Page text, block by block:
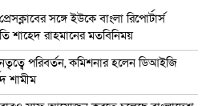
সঙ্গে ইউকে বাংলা রিপোর্টার্স
শাহেদ রাহমানের মতবিনিময়
পরিবর্তন, কমিশনার হলেন ডিআইজি
শামীম